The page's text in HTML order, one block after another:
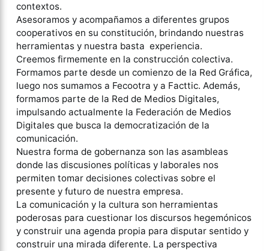
contextos.
Asesoramos y acompañamos a diferentes grupos
cooperativos en su constitución, brindando nuestras
herramientas y nuestra basta experiencia.
Creemos firmemente en la construcción colectiva.
Formamos parte desde un comienzo de la Red Gráfica,
luego nos sumamos a Fecootra y a Facttic. Además,
formamos parte de la Red de Medios Digitales,
impulsando actualmente la Federación de Medios
Digitales que busca la democratización de la
comunicación.
Nuestra forma de gobernanza son las asambleas
donde las discusiones políticas y laborales nos
permiten tomar decisiones colectivas sobre el
presente y futuro de nuestra empresa.
La comunicación y la cultura son herramientas
poderosas para cuestionar los discursos hegemónicos
y construir una agenda propia para disputar sentido y
construir una mirada diferente. La perspectiva